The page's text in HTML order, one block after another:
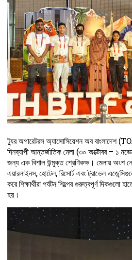
ট্যুর অপারেটরস অ্যাসোসিয়েশন অব বাংলাদেশ
দিনব্যাপী আন্তর্জাতিক মেলা (৩০ অক্টোবর – ১
জন্য এক বিশাল উন্মুক্ত শ্রেণিকক্ষ। মেলায় অংশ
এয়ারলাইনস, হোটেল, রিসোর্ট এবং ট্রাভেল
করে শিক্ষার্থীরা পর্যটন শিল্পের গুরুত্বপূর্ণ দিকগুলো
হয়।